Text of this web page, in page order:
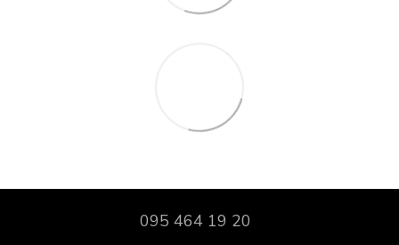
095 464 19 20